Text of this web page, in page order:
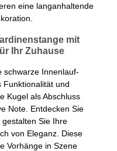
eine langanhaltende
mit
Ihr Zuhause
schwarze Innenlauf-
Funktionalität und
Kugel als Abschluss
Note. Entdecken Sie
Sie Ihre
von Eleganz. Diese
Vorhänge in Szene